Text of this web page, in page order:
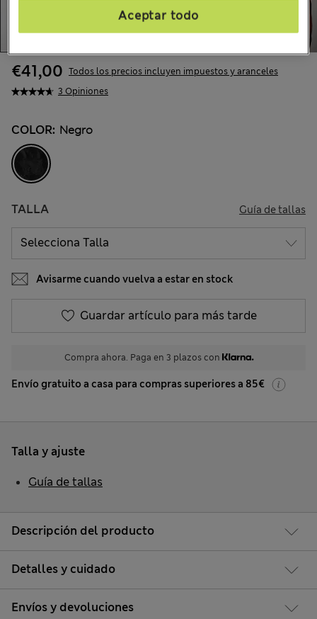
3 Opiniones
€41,00 Todos los precios incluyen impuestos y aranceles
COLOR: Negro
TALLA Guía de tallas
Avisarme cuando vuelva a estar en stock
Guardar artículo para más tarde
Compra ahora. Paga en 3 plazos con
Envío gratuito a casa para compras superiores a 85€
Descripción del producto
Detalles y cuidado
Envíos y devoluciones
Talla y ajuste
Guía de tallas
Aceptar todo